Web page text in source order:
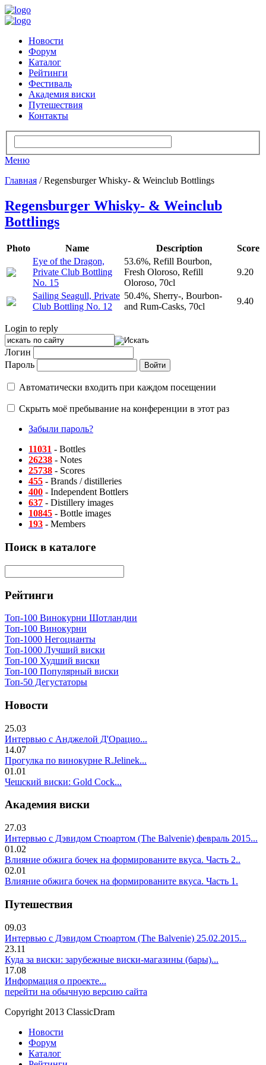
Новости
Форум
Каталог
Рейтинги
Фестиваль
Академия виски
Путешествия
Контакты
Меню
Главная / Regensburger Whisky- & Weinclub Bottlings
Regensburger Whisky- & Weinclub
Bottlings
Photo Name Description
Score
Eye of the Dragon,
Private Club Bottling
No. 15
53.6%, Refill Bourbon,
Fresh Oloroso, Refill
Oloroso, 70cl
9.20
Sailing Seagull, Private
Club Bottling No. 12
50.4%, Sherry-, Bourbon-
and Rum-Casks, 70cl
9.40
Login to reply
Логин
Пароль
Автоматически входить при каждом посещении
Скрыть моё пребывание на конференции в этот раз
Забыли пароль?
11031 - Bottles
26238 - Notes
25738 - Scores
455 - Brands / distilleries
400 - Independent Bottlers
637 - Distillery images
10845 - Bottle images
193 - Members
Поиск в каталоге
Рейтинги
Топ-100 Винокурни Шотландии
Топ-100 Винокурни
Топ-1000 Негоцианты
Топ-1000 Лучший виски
Топ-100 Худший виски
Топ-100 Популярный виски
Топ-50 Дегустаторы
Новости
25.03
Интервью с Анджелой Д'Орацио...
14.07
Прогулка по винокурне R.Jelinek...
01.01
Чешский виски: Gold Cock...
Академия виски
27.03
Интервью с Дэвидом Стюартом (The Balvenie) февраль 2015...
01.02
Влияние обжига бочек на формированите вкуса. Часть 2..
02.01
Влияние обжига бочек на формированите вкуса. Часть 1.
Путешествия
09.03
Интервью с Дэвидом Стюартом (The Balvenie) 25.02.2015...
23.11
Куда за виски: зарубежные виски-магазины (бары)...
17.08
Информация о проекте...
перейти на обычную версию сайта
Copyright 2013 ClassicDram
Новости
Форум
Каталог